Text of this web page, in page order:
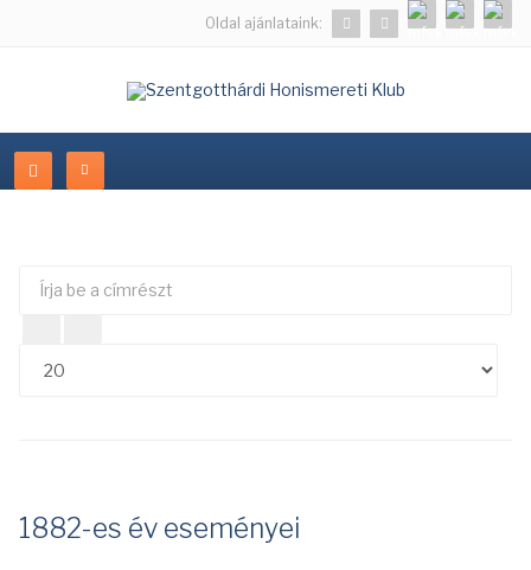
Oldal ajánlataink:
Írja
címrészt
1882-es év eseményei